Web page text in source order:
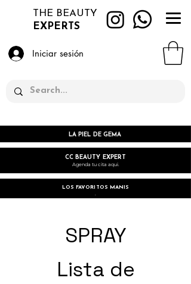
THE BEAUTY
EXPERTS
LA PIEL DE GEMA
CC BEAUTY EXPERT
Agenda tu cita aqui.
LOS FAVORITOS MANIS
.
Iniciar sesión
SPRAY
Lista de